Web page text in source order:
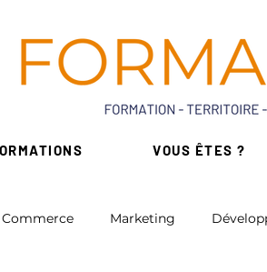
VOUS ÊTES ?
Commerce Marketing